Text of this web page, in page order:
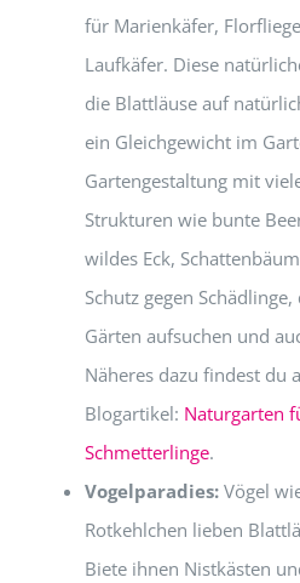
für Marienkäfer,
Laufkäfer. Diese
die Blattläuse auf
ein Gleichgewicht im
Gartengestaltung mit
Strukturen wie bunte
wildes Eck,
Schutz gegen
Gärten aufsuchen und
Näheres dazu findest du
Blogartikel: Naturgarten
Schmetterlinge.
Vogelparadies:Vögel
Rotkehlchen lieben
Biete ihnen Nistkästen